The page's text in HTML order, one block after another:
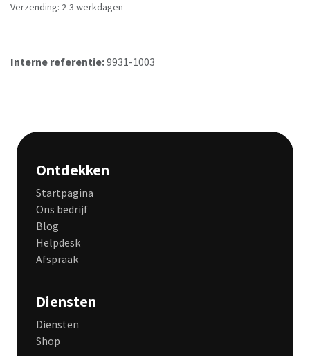
Verzending: 2-3 werkdagen
Interne referentie:9931-1003
Ontdekken
Startpagina
Ons bedrijf
Blog
Helpdesk
Afspraak
Diensten
Diensten
Shop